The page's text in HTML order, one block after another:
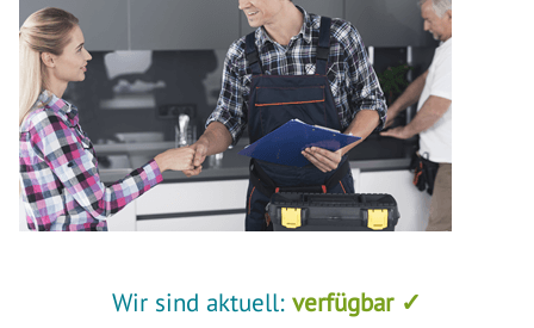
Wir sind aktuell: verfügbar ✓